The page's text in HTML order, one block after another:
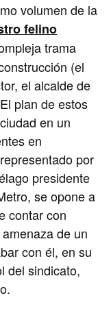
volumen de la
felino
trama
(el
el alcalde de
plan de estos
en un
en
por
presidente
se opone a
contar con
de un
con él, en su
del sindicato,